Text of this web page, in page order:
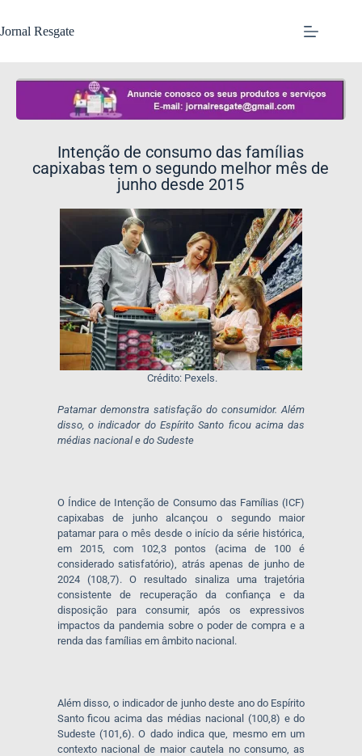
Jornal Resgate
Intenção de consumo das famílias
capixabas tem o segundo melhor mês de
junho desde 2015
Crédito: Pexels.
Patamar demonstra satisfação do consumidor. Além
disso, o indicador do Espírito Santo ficou acima das
médias nacional e do Sudeste
O Índice de Intenção de Consumo das Famílias (ICF)
capixabas de junho alcançou o segundo maior
patamar para o mês desde o início da série histórica,
em 2015, com 102,3 pontos (acima de 100 é
considerado satisfatório), atrás apenas de junho de
2024 (108,7). O resultado sinaliza uma trajetória
consistente de recuperação da confiança e da
disposição para consumir, após os expressivos
impactos da pandemia sobre o poder de compra e a
renda das famílias em âmbito nacional.
Além disso, o indicador de junho deste ano do Espírito
Santo ficou acima das médias nacional (100,8) e do
Sudeste (101,6). O dado indica que, mesmo em um
contexto nacional de maior cautela no consumo, as